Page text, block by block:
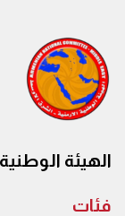
الهيئة
فئات